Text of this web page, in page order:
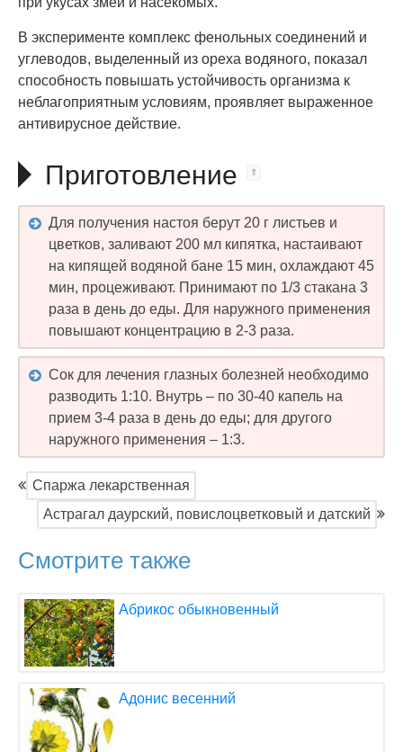
В эксперименте комплекс фенольных соединений и
углеводов, выделенный из ореха водяного, показал
способность повышать устойчивость организма к
неблагоприятным условиям, проявляет выраженное
антивирусное действие.
Приготовление
Для получения настоя берут 20 г листьев и
цветков, заливают 200 мл кипятка, настаивают
на кипящей водяной бане 15 мин, охлаждают 45
мин, процеживают. Принимают по 1/3 стакана 3
раза в день до еды. Для наружного применения
повышают концентрацию в 2-3 раза.
Сок для лечения глазных болезней необходимо
разводить 1:10. Внутрь – по 30-40 капель на
прием 3-4 раза в день до еды; для другого
наружного применения – 1:3.
Спаржа лекарственная
Астрагал даурский, повислоцветковый и датский
Смотрите также
Абрикос обыкновенный
Адонис весенний